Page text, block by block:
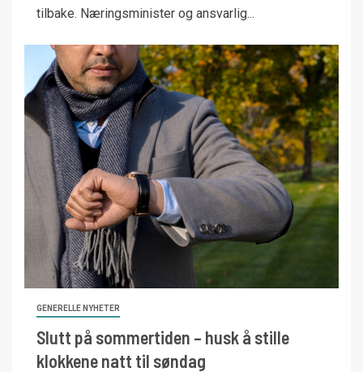
tilbake. Næringsminister og ansvarlig...
GENERELLE NYHETER
Slutt på sommertiden – husk å stille
klokkene natt til søndag